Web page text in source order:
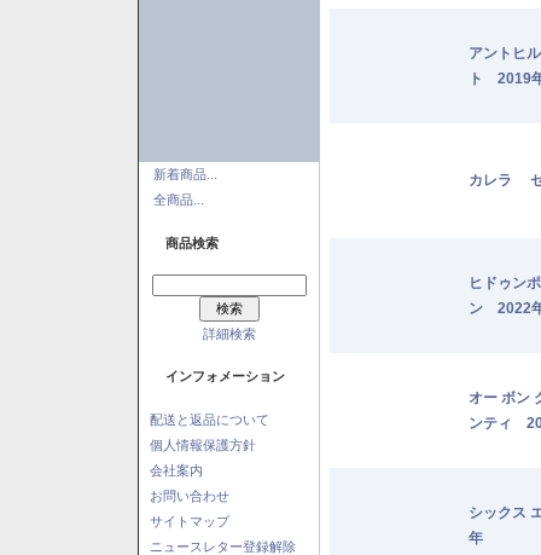
新着商品...
全商品...
商品検索
詳細検索
インフォメーション
配送と返品について
個人情報保護方針
会社案内
お問い合わせ
サイトマップ
ニュースレター登録解除
アントヒ
ト 2019
カレラ
ヒドゥン
ン 2022
オー ボン
ンティ
シックス
年